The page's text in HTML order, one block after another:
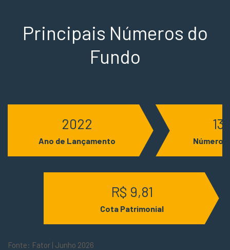
Principais Números do
Fundo
2022
Ano de Lançamento Número
R$ 9,81
Cota Patrimonial
Fonte: Fator | Junho 2026